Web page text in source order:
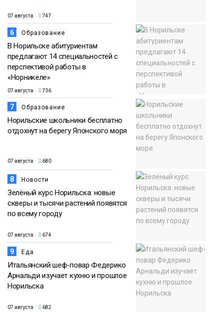
07 августа 747
6 Образование
В Норильске абитуриентам
предлагают 14 специальностей с
перспективой работы в
«Норникеле»
07 августа 736
7 Образование
Норильские школьники бесплатно
отдохнут на берегу Японского моря
07 августа 680
8 Новости
Зелёный курс Норильска: новые
скверы и тысячи растений появятся
по всему городу
07 августа 674
9 Еда
Итальянский шеф-повар Федерико
Арнальди изучает кухню и прошлое
Норильска
07 августа 682